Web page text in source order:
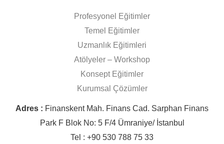
Profesyonel Eğitimler
Temel Eğitimler
Uzmanlık Eğitimleri
Atölyeler – Workshop
Konsept Eğitimler
Kurumsal Çözümler
Adres : Finanskent Mah. Finans Cad. Sarphan Finans
Park F Blok No: 5 F/4 Ümraniye/ İstanbul
Tel : +90 530 788 75 33